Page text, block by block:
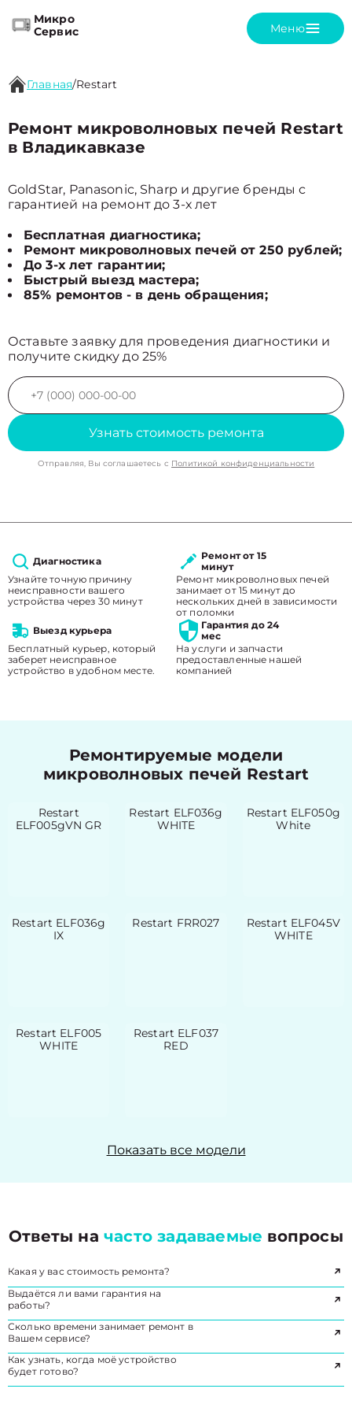
Микро
Сервис
Меню
Главная/Restart
Ремонт микроволновых печей Restart
в Владикавказе
GoldStar, Panasonic, Sharp и другие бренды с
гарантией на ремонт до 3-х лет
Бесплатная диагностика;
Ремонт микроволновых печей от 250 рублей;
До 3-х лет гарантии;
Быстрый выезд мастера;
85% ремонтов - в день обращения;
Оставьте заявку для проведения диагностики и
получите скидку до 25%
Узнать стоимость ремонта
Отправляя, Вы соглашаетесь с Политикой конфиденциальности
Диагностика
Узнайте точную причину
неисправности вашего
устройства через 30 минут
Ремонт от 15
минут
Ремонт микроволновых печей
занимает от 15 минут до
нескольких дней в зависимости
от поломки
Выезд курьера
Бесплатный курьер, который
заберет неисправное
устройство в удобном месте.
Гарантия до 24
мес
На услуги и запчасти
предоставленные нашей
компанией
Ремонтируемые модели
микроволновых печей Restart
Restart
ELF005gVN GR
Restart ELF036g
WHITE
Restart ELF050g
White
Restart ELF036g
IX
Restart FRR027
Restart ELF045V
WHITE
Restart ELF005
WHITE
Restart ELF037
RED
Показать все модели
Ответы начасто задаваемые вопросы
Какая у вас стоимость ремонта?
Выдаётся ли вами гарантия на
работы?
Сколько времени занимает ремонт в
Вашем сервисе?
Как узнать, когда моё устройство
будет готово?